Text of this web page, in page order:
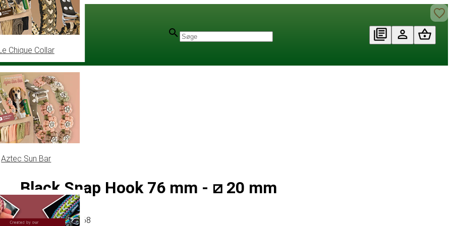
Chique Collar
Aztec Sun Bar
Black Snap Hook 76 mm - ⧄ 20 mm
Artikel# MT020368